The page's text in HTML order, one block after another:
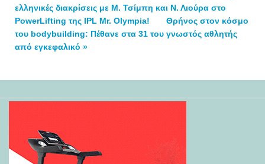
ελληνικές διακρίσεις με Μ. Τσίμπη και Ν. Λιούρα στο
PowerLifting της IPL Mr. Olympia!
Θρήνος στον κόσμο
του bodybuilding: Πέθανε στα 31 του γνωστός αθλητής
από εγκεφαλικό »